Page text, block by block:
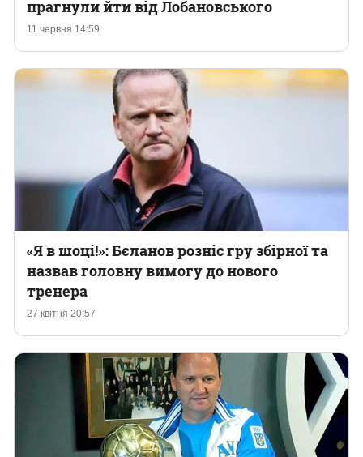
11 червня 14:59
прагнули йти від Лобановського
27 квітня 20:57
«Я в шоці!»: Бєланов розніс гру збірної та
назвав головну вимогу до нового
тренера